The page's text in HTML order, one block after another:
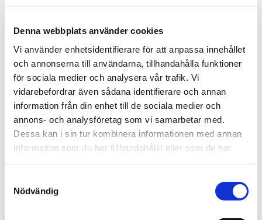
Denna webbplats använder cookies
Vi använder enhetsidentifierare för att anpassa innehållet
och annonserna till användarna, tillhandahålla funktioner
för sociala medier och analysera vår trafik. Vi
vidarebefordrar även sådana identifierare och annan
information från din enhet till de sociala medier och
annons- och analysföretag som vi samarbetar med.
Dessa kan i sin tur kombinera informationen med annan
information som du har tillhandahållit eller som de har
Nödvändig
KÖP
★★★★★
13105
Tipsa
Upptäck mer
Välgörenhetsgåvor
Påsk